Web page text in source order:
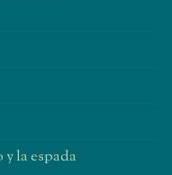
la espada